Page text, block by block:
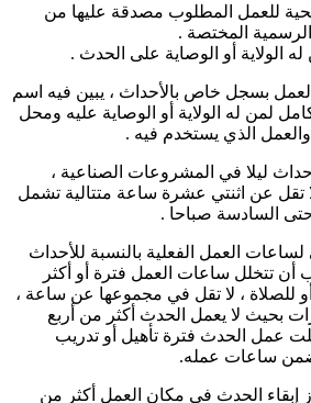
للعمل المطلوب مصدقة عليها من
المختصة .
الولاية أو الوصاية على الحدث .
بسجل خاص بالأحداث ، يبين فيه اسم
لمن له الولاية أو الوصاية عليه ومحل
والعمل الذي يستخدم فيه .
ليلا في المشروعات الصناعية ،
تقل عن اثنتي عشرة ساعة متتالية تشمل
حتى السادسة صباحا .
العمل الفعلية بالنسبة للأحداث
تتخلل ساعات العمل فترة أو أكثر
أو للصلاة ، لا تقل في مجموعها عن ساعة ،
بحيث لا يعمل الحدث أكثر من أربع
عمل الحدث فترة تأهيل أو تدريب
ساعات عمله.
إبقاء الحدث في مكان العمل أكثر من